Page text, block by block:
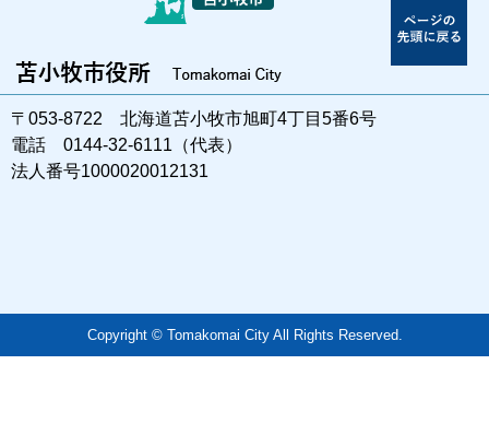
〒053-8722 北海道苫小牧市旭町4丁目5番6号
電話 0144-32-6111（代表）
法人番号1000020012131
Copyright © Tomakomai City All Rights Reserved.